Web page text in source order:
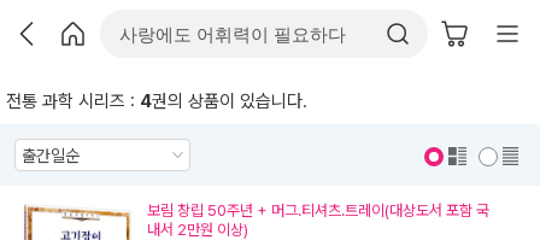
전통 과학 시리즈 : 4권의 상품이 있습니다.
보림 창립 50주년 + 머그.티셔츠.트레이(대상도서 포함 국
내서 2만원 이상)